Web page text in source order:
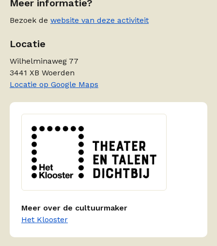
Meer informatie?
Bezoek de website van deze activiteit
Locatie
Wilhelminaweg 77
3441 XB Woerden
Locatie op Google Maps
Meer over de cultuurmaker
Het Klooster